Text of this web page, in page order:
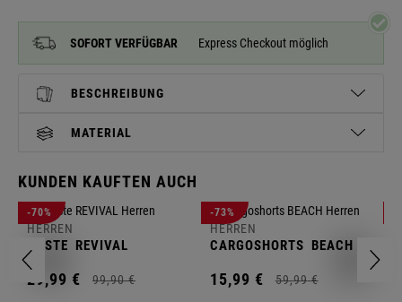
SOFORT VERFÜGBAR Express Checkout möglich
BESCHREIBUNG
MATERIAL
KUNDEN KAUFTEN AUCH
-70%
HERREN
WESTE REVIVAL
29,99 € 99,90 €
-73%
HERREN
CARGOSHORTS BEACH
15,99 € 59,99 €